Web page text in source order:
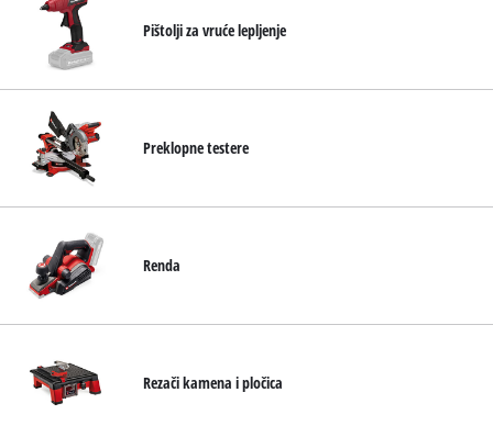
Pištolji za vruće lepljenje
Preklopne testere
Renda
Rezači kamena i pločica